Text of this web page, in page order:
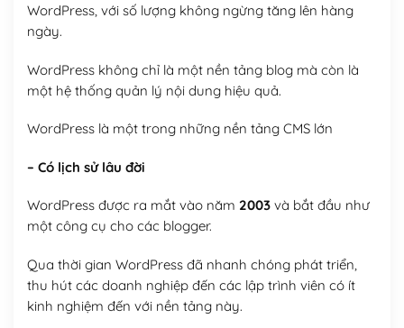
WordPress, với số lượng không ngừng tăng lên hàng
ngày.
WordPress không chỉ là một nền tảng blog mà còn là
một hệ thống quản lý nội dung hiệu quả.
WordPress là một trong những nền tảng CMS lớn
– Có lịch sử lâu đời
WordPress được ra mắt vào năm 2003và bắt đầu như
một công cụ cho các blogger.
Qua thời gian WordPress đã nhanh chóng phát triển,
thu hút các doanh nghiệp đến các lập trình viên có ít
kinh nghiệm đến với nền tảng này.